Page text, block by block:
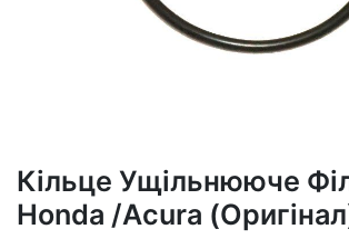
Кільце Ущільнююче
Honda /Acura